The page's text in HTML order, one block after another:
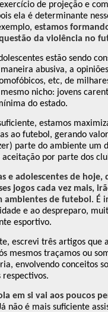
de projeção e
ela é determinante
estamos
da violência no
estão sendo
abusiva, a
etc, de
nicho: jovens
do estado.
estamos
ao futebol, gerando
parte do ambiente um
por parte dos
e adolescentes de
jogos cada vez mais,
ambientes de futebol . É
e ao despreparo,
esportivo.
escrevi três artigos que
mesmos traçamos ou
envolvendo conceitos
respectivos.
em si vai aos poucos
não é mais suficiente